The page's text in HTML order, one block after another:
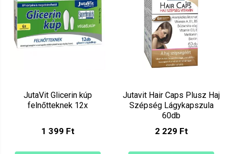
JutaVit Glicerin kúp
felnőtteknek 12x
1 399 Ft
Jutavit Hair Caps Plusz Haj
Szépség Lágykapszula
60db
2 229 Ft